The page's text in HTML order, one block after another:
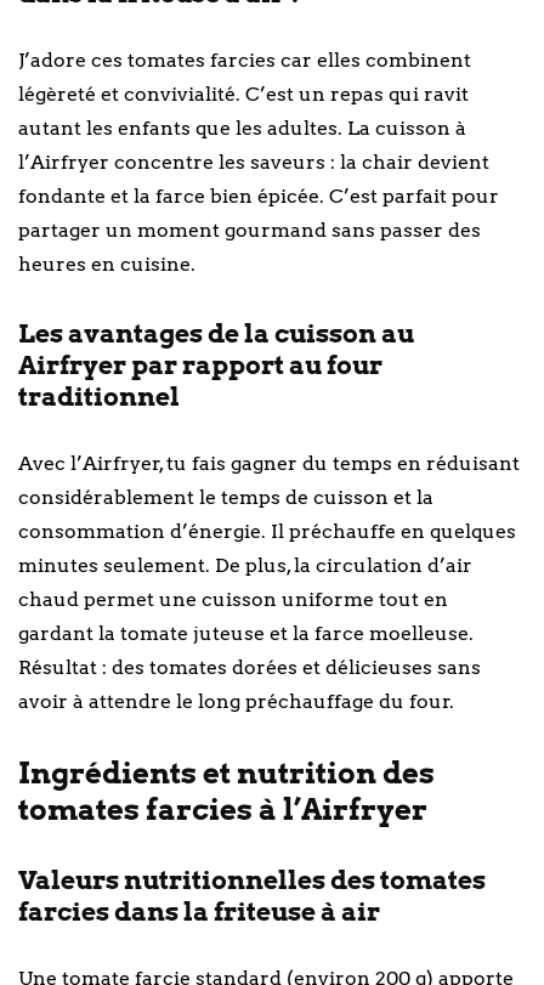
J’adore ces tomates farcies car elles combinent
légèreté et convivialité. C’est un repas qui ravit
autant les enfants que les adultes. La cuisson à
l’Airfryer concentre les saveurs : la chair devient
fondante et la farce bien épicée. C’est parfait pour
partager un moment gourmand sans passer des
heures en cuisine.
Les avantages de la cuisson au
Airfryer par rapport au four
traditionnel
Avec l’Airfryer, tu fais gagner du temps en réduisant
considérablement le temps de cuisson et la
consommation d’énergie. Il préchauffe en quelques
minutes seulement. De plus, la circulation d’air
chaud permet une cuisson uniforme tout en
gardant la tomate juteuse et la farce moelleuse.
Résultat : des tomates dorées et délicieuses sans
avoir à attendre le long préchauffage du four.
Ingrédients et nutrition des
tomates farcies à l’Airfryer
Valeurs nutritionnelles des tomates
farcies dans la friteuse à air
Une tomate farcie standard (environ 200 g) apporte